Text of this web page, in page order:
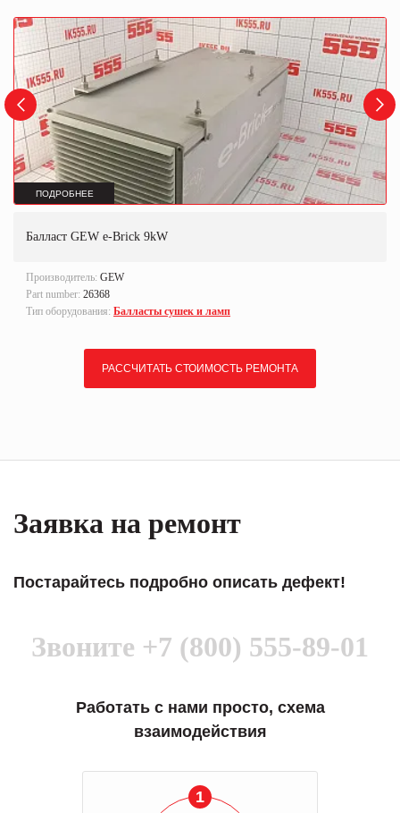
ПОДРОБНЕЕ
Балласт GEW e-Brick 9kW
Производитель: GEW
Part number: 26368
Тип оборудования: Балласты сушек и ламп
РАССЧИТАТЬ СТОИМОСТЬ РЕМОНТА
Заявка на ремонт
Постарайтесь подробно описать дефект!
Звоните +7 (800) 555-89-01
Работать с нами просто, схема
взаимодействия
1